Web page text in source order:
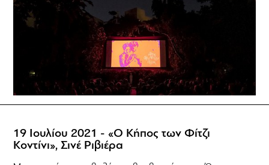
19 Ιουλίου 2021 - «Ο Κήπος των Φίτζι
Κοντίνι», Σινέ Ριβιέρα